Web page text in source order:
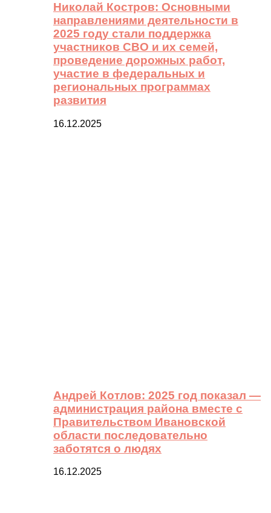
Николай Костров: Основными
направлениями деятельности в
2025 году стали поддержка
участников СВО и их семей,
проведение дорожных работ,
участие в федеральных и
региональных программах
развития
16.12.2025
Андрей Котлов: 2025 год показал —
администрация района вместе с
Правительством Ивановской
области последовательно
заботятся о людях
16.12.2025